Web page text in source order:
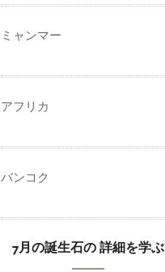
ミャンマー
アフリカ
バンコク
7月の誕生石の 詳細を学ぶ